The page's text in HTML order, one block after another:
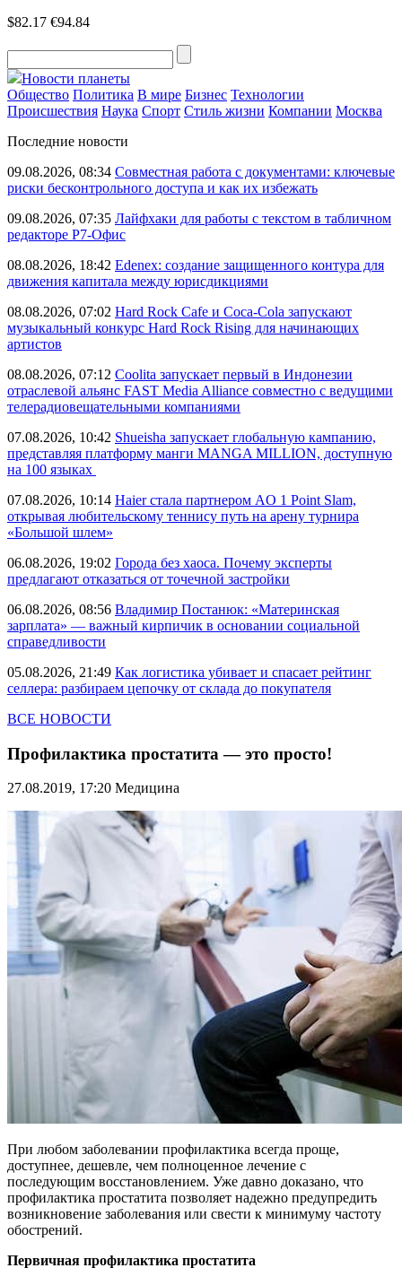
$82.17 €94.84
Новости планеты
Общество Политика В мире Бизнес Технологии
Происшествия Наука Спорт Стиль жизни Компании Москва
Последние новости
09.08.2026, 08:34 Совместная работа с документами: ключевые
риски бесконтрольного доступа и как их избежать
09.08.2026, 07:35 Лайфхаки для работы с текстом в табличном
редакторе Р7-Офис
08.08.2026, 18:42 Edenex: создание защищенного контура для
движения капитала между юрисдикциями
08.08.2026, 07:02 Hard Rock Cafe и Coca-Cola запускают
музыкальный конкурс Hard Rock Rising для начинающих
артистов
08.08.2026, 07:12 Coolita запускает первый в Индонезии
отраслевой альянс FAST Media Alliance совместно с ведущими
телерадиовещательными компаниями
07.08.2026, 10:42 Shueisha запускает глобальную кампанию,
представляя платформу манги MANGA MILLION, доступную
на 100 языках
07.08.2026, 10:14 Haier стала партнером AO 1 Point Slam,
открывая любительскому теннису путь на арену турнира
«Большой шлем»
06.08.2026, 19:02 Города без хаоса. Почему эксперты
предлагают отказаться от точечной застройки
06.08.2026, 08:56 Владимир Постанюк: «Материнская
зарплата» — важный кирпичик в основании социальной
справедливости
05.08.2026, 21:49 Как логистика убивает и спасает рейтинг
селлера: разбираем цепочку от склада до покупателя
ВСЕ НОВОСТИ
Профилактика простатита — это просто!
27.08.2019, 17:20 Медицина
При любом заболевании профилактика всегда проще,
доступнее, дешевле, чем полноценное лечение с
последующим восстановлением. Уже давно доказано, что
профилактика простатита позволяет надежно предупредить
возникновение заболевания или свести к минимуму частоту
обострений.
Первичная профилактика простатита